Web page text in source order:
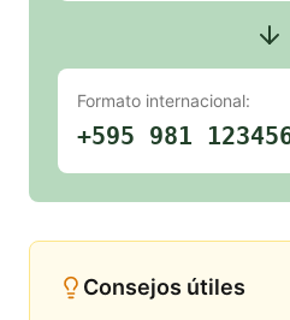
Formato internacional:
+595 981
Consejos útiles